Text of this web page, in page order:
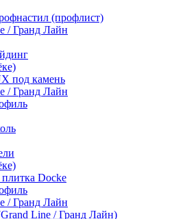
(профлист)
/ Гранд Лайн
под камень
/ Гранд Лайн
Docke
/ Гранд Лайн
Line / Гранд Лайн)